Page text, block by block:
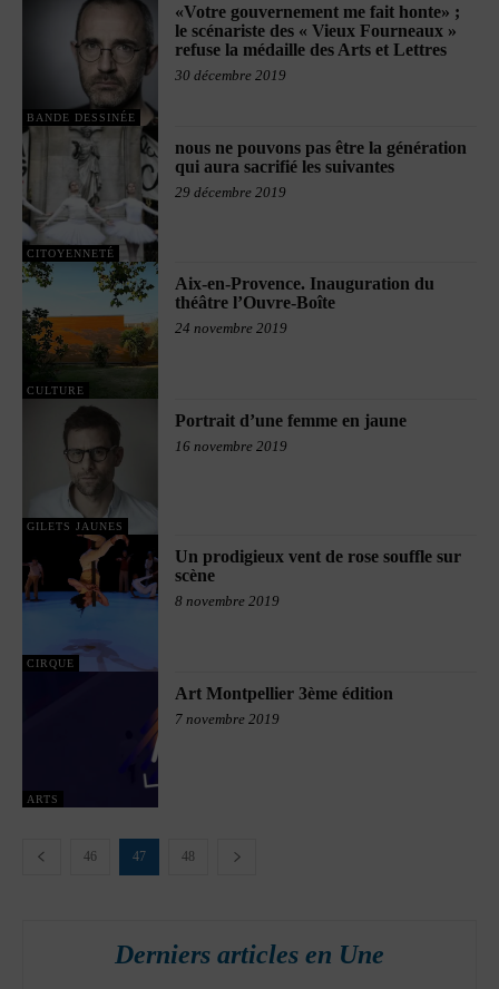
BANDE DESSINÉE
«Votre gouvernement me fait honte» ;
le scénariste des « Vieux Fourneaux »
refuse la médaille des Arts et Lettres
30 décembre 2019
CITOYENNETÉ
nous ne pouvons pas être la génération
qui aura sacrifié les suivantes
29 décembre 2019
CULTURE
Aix-en-Provence. Inauguration du
théâtre l’Ouvre-Boîte
24 novembre 2019
GILETS JAUNES
Portrait d’une femme en jaune
16 novembre 2019
CIRQUE
Un prodigieux vent de rose souffle sur
scène
8 novembre 2019
ARTS
Art Montpellier 3ème édition
7 novembre 2019
46 47 48
Derniers articles en Une